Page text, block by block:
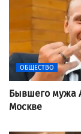
ОБЩЕСТВО
Бывшего мужа
Москве